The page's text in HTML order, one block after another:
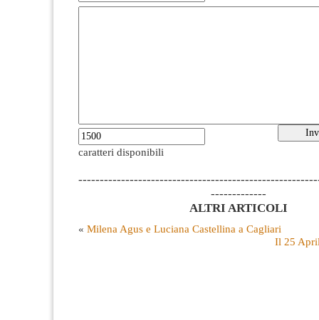
caratteri disponibili
-------------
ALTRI ARTICOLI
« Milena Agus e Luciana Castellina a Cagliari
Il 25